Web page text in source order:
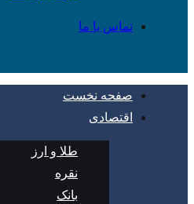
تماس با ما
صفحه نخست
اقتصادی
طلا و ارز
نقره
بانک